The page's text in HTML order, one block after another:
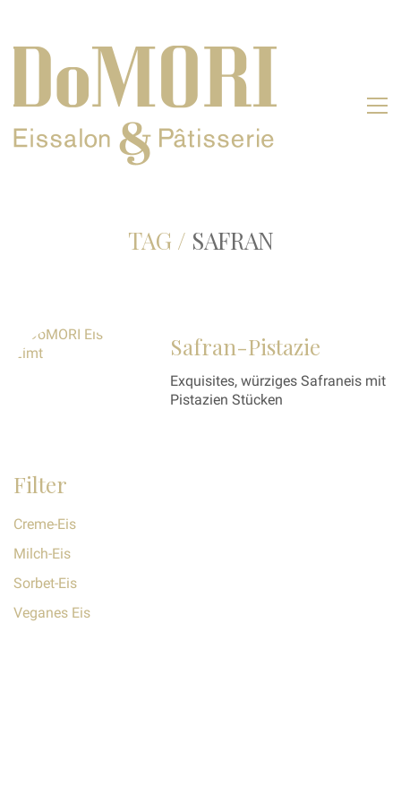
TAG / SAFRAN
Safran-Pistazie
Exquisites, würziges Safraneis mit
Pistazien Stücken
Filter
Creme-Eis
Milch-Eis
Sorbet-Eis
Veganes Eis